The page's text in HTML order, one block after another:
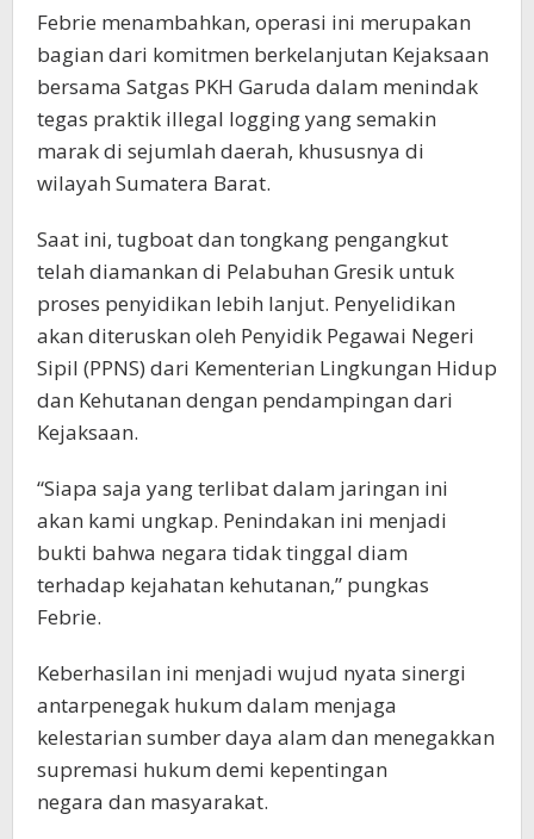
Febrie menambahkan, operasi ini merupakan
bagian dari komitmen berkelanjutan Kejaksaan
bersama Satgas PKH Garuda dalam menindak
tegas praktik illegal logging yang semakin
marak di sejumlah daerah, khususnya di
wilayah Sumatera Barat.
Saat ini, tugboat dan tongkang pengangkut
telah diamankan di Pelabuhan Gresik untuk
proses penyidikan lebih lanjut. Penyelidikan
akan diteruskan oleh Penyidik Pegawai Negeri
Sipil (PPNS) dari Kementerian Lingkungan Hidup
dan Kehutanan dengan pendampingan dari
Kejaksaan.
“Siapa saja yang terlibat dalam jaringan ini
akan kami ungkap. Penindakan ini menjadi
bukti bahwa negara tidak tinggal diam
terhadap kejahatan kehutanan,” pungkas
Febrie.
Keberhasilan ini menjadi wujud nyata sinergi
antarpenegak hukum dalam menjaga
kelestarian sumber daya alam dan menegakkan
supremasi hukum demi kepentingan
negara dan masyarakat.